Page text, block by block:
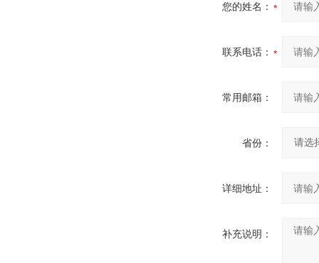
您的姓名：
联系电话：
常用邮箱：
省份：
详细地址：
补充说明：